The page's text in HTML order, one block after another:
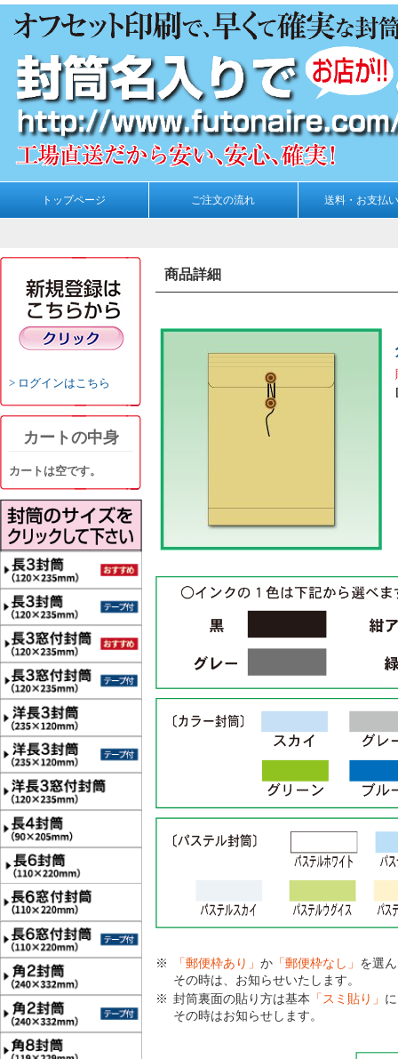
トップページ ご注文の流れ 送料・お支払
ログインはこちら
カートの中身
カートは空です。
商品詳細
「郵便枠あり」 か 「郵便枠なし」 を選
その時は、お知らせいたします。
封筒裏面の貼り方は基本 「スミ貼り」
その時はお知らせします。